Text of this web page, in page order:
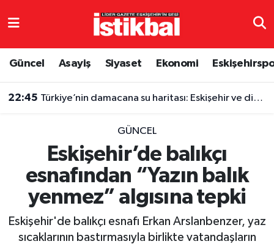
Güncel Asayiş Siyaset Ekonomi
22:45 Türkiye’nin damacana su haritası: Eskişehir ve diğer illerde fiyatlar ne kadar?
GÜNCEL
Eskişehir’de balıkçı
esnafından “Yazın balık
yenmez” algısına tepki
Eskişehir'de balıkçı esnafı Erkan Arslanbenzer, yaz
sıcaklarının bastırmasıyla birlikte vatandaşların
Eskişehirspor
Spor
Eğitim
Ekonomi
Eskişehir Nöbetçi Eczaneler
TFF 3.Lig 4.Grup Puan Durumu ve Fikstür
Tüm Manşetler
Son Dakika Haberleri